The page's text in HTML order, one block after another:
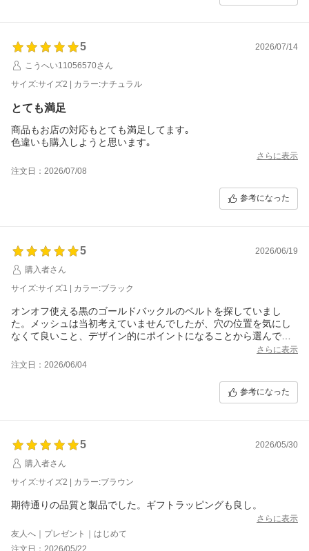
5
2026/07/14
こうへい11056570さん
サイズ:サイズ2 | カラー:ナチュラル
とても満足
商品もお店の対応もとても満足してます｡
色違いも購入しようと思います｡
さらに表示
注文日：2026/07/08
参考になった
5
2026/06/19
購入者さん
サイズ:サイズ1 | カラー:ブラック
オンオフ使える黒のゴールドバックルのベルトを探していまし
た。メッシュは当初考えていませんでしたが、穴の位置を気にし
なくて良いこと、デザイン的にポイントになることから選んでみ
結果、大満足です。端がしっかり加工されていて、ベルト穴に通
さらに表示
注文日：2026/06/04
参考になった
5
2026/05/30
購入者さん
サイズ:サイズ2 | カラー:ブラウン
期待通りの品質と製品でした。ギフトラッピングも良し。
さらに表示
友人へ｜プレゼント｜はじめて
注文日：2026/05/22